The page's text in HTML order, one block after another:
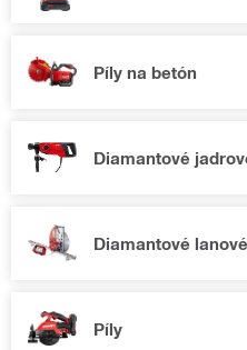
Píly na betón
Diamantové
Diamantové
Píly